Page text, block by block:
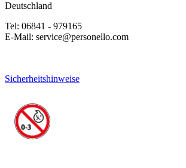
Deutschland
Tel: 06841 - 979165
E-Mail: service@personello.com
Sicherheitshinweise